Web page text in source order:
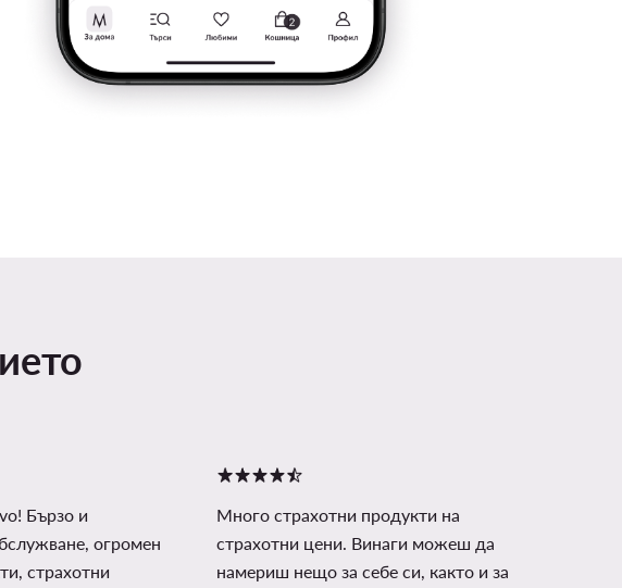
Бързо и
огромен
страхотни
Много страхотни продукти на
страхотни цени. Винаги можеш да
намериш нещо за себе си, както и за